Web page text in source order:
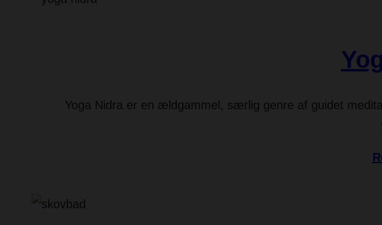
Yoga Nidra er en ældgammel, særlig genre af guidet